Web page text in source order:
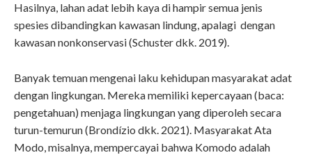
Hasilnya, lahan adat lebih kaya di hampir semua jenis
spesies dibandingkan kawasan lindung, apalagi dengan
kawasan nonkonservasi (Schuster dkk. 2019).
Banyak temuan mengenai laku kehidupan masyarakat adat
dengan lingkungan. Mereka memiliki kepercayaan (baca:
pengetahuan) menjaga lingkungan yang diperoleh secara
turun-temurun (Brondízio dkk. 2021). Masyarakat Ata
Modo, misalnya, mempercayai bahwa Komodo adalah